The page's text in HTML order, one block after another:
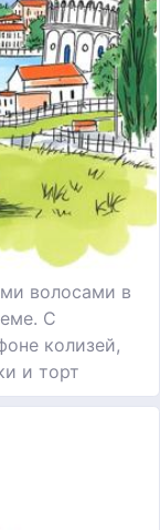
волосами в
С
колизей,
и торт